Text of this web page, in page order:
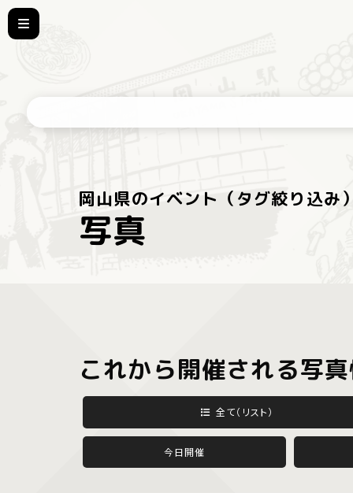
岡山県のイベント（タグ絞り込み
写真
これから開催される写
全て（リスト）
今日開催